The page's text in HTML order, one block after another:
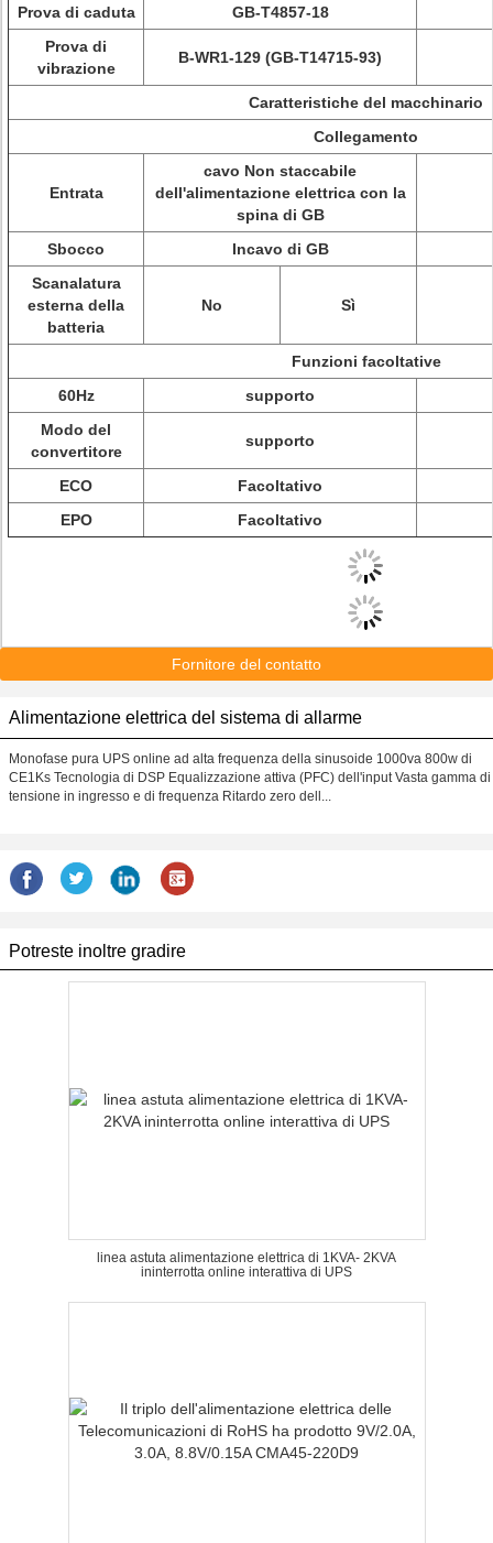
Prova di caduta
GB-T4857-18
Prova di
vibrazione
B-WR1-129 (GB-T14715-93)
Caratteristiche del macchinario
Collegamento
Entrata
cavo Non staccabile
dell'alimentazione elettrica con la
spina di GB
Sbocco
Incavo di GB
Scanalatura
esterna della
batteria
No Sì
Funzioni facoltative
60Hz
supporto
Modo del
convertitore
supporto
ECO
Facoltativo
EPO
Facoltativo
Fornitore del contatto
Alimentazione elettrica del sistema di allarme
Monofase pura UPS online ad alta frequenza della sinusoide 1000va 800w di
CE1Ks Tecnologia di DSP Equalizzazione attiva (PFC) dell'input Vasta gamma di
tensione in ingresso e di frequenza Ritardo zero dell...
Potreste inoltre gradire
linea astuta alimentazione elettrica di 1KVA- 2KVA
ininterrotta online interattiva di UPS